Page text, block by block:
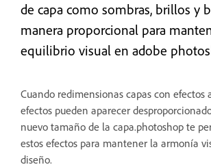
de capa como sombras, brillos y
manera proporcional para
equilibrio visual en adobe
Cuando redimensionas capas con efectos
efectos pueden aparecer
nuevo tamaño de la capa.photoshop te
estos efectos para mantener la armonía
diseño.